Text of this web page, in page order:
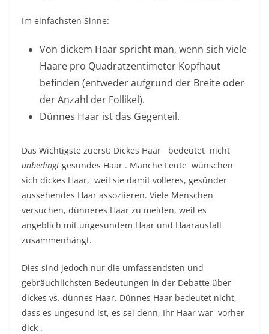
Im einfachsten Sinne:
Von dickem Haar spricht man, wenn sich viele
Haare pro Quadratzentimeter Kopfhaut
befinden (entweder aufgrund der Breite oder
der Anzahl der Follikel).
Dünnes Haar ist das Gegenteil.
Das Wichtigste zuerst: Dickes Haar
bedeutet nicht
unbedingt gesundes Haar . Manche Leute wünschen
sich dickes Haar, weil sie damit volleres, gesünder
aussehendes Haar assoziieren. Viele Menschen
versuchen, dünneres Haar zu meiden, weil es
angeblich mit ungesundem Haar und Haarausfall
zusammenhängt.
Dies sind jedoch nur die umfassendsten und
gebräuchlichsten Bedeutungen in der Debatte über
dickes vs. dünnes Haar. Dünnes Haar bedeutet nicht,
dass es ungesund ist, es sei denn, Ihr Haar war vorher
dick .